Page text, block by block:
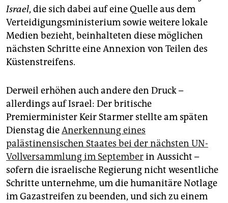
Israel, die sich dabei auf eine Quelle aus dem
Verteidigungsministerium sowie weitere lokale
Medien bezieht, beinhalteten diese möglichen
nächsten Schritte eine Annexion von Teilen des
Küstenstreifens.
Derweil erhöhen auch andere den Druck –
allerdings auf Is­rael:­ Der britische
Premierminister Keir Starmer stellte am späten
Dienstag dieAnerkennung eines
palästinensischen Staates bei der nächsten UN-
Vollversammlung im Septemberin Aussicht –
sofern die israelische Regierung nicht wesentliche
Schritte unternehme, um die humanitäre Notlage
im Gazastreifen zu beenden, und sich zu einem